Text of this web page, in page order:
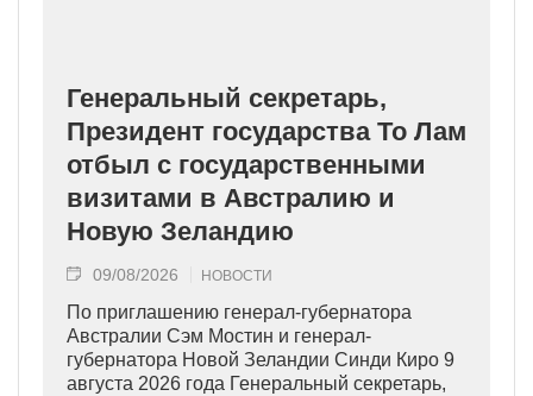
Генеральный секретарь,
Президент государства То Лам
отбыл с государственными
визитами в Австралию и
Новую Зеландию
09/08/2026 НОВОСТИ
По приглашению генерал-губернатора
Австралии Сэм Мостин и генерал-
губернатора Новой Зеландии Синди Киро 9
августа 2026 года Генеральный секретарь,